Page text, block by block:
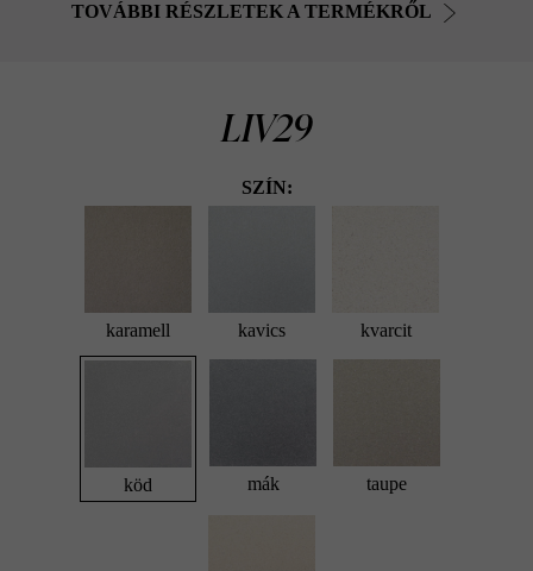
TOVÁBBI RÉSZLETEK A TERMÉKRŐL
LIV29
SZÍN:
karamell kavics kvarcit
köd mák taupe